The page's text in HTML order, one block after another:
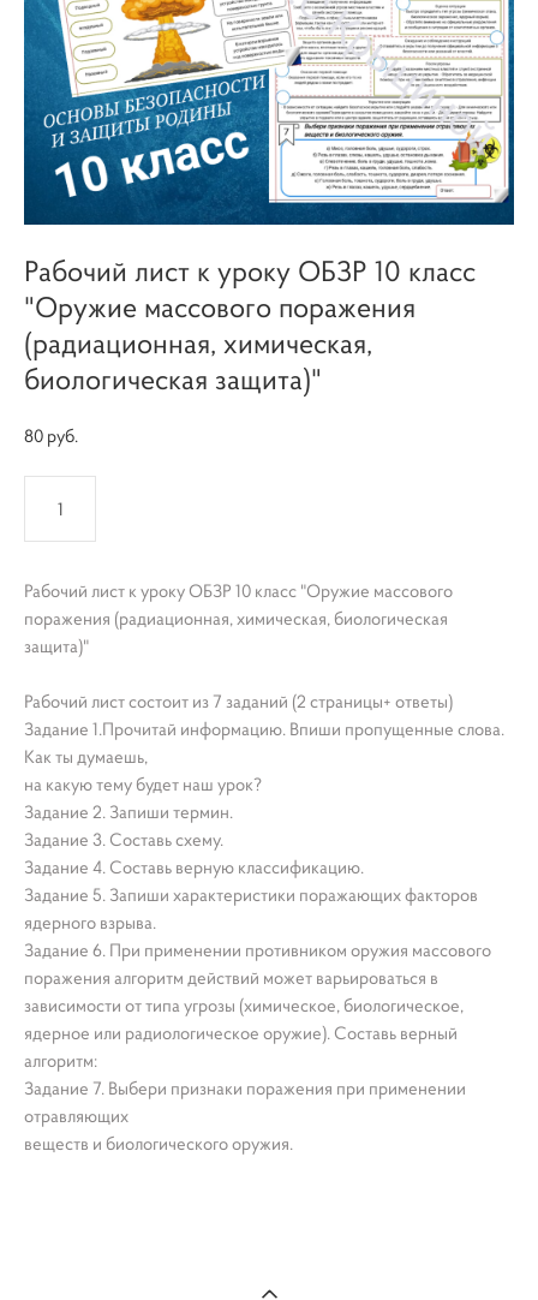
Рабочий лист к уроку ОБЗР 10 класс
"Оружие массового поражения
(радиационная, химическая,
биологическая защита)"
80 pуб.
Рабочий лист к уроку ОБЗР 10 класс "Оружие массового
поражения (радиационная, химическая, биологическая
защита)"
Рабочий лист состоит из 7 заданий (2 страницы+ ответы)
Задание 1.Прочитай информацию. Впиши пропущенные слова.
Как ты думаешь,
на какую тему будет наш урок?
Задание 2. Запиши термин.
Задание 3. Составь схему.
Задание 4. Составь верную классификацию.
Задание 5. Запиши характеристики поражающих факторов
ядерного взрыва.
Задание 6. При применении противником оружия массового
поражения алгоритм действий может варьироваться в
зависимости от типа угрозы (химическое, биологическое,
ядерное или радиологическое оружие). Составь верный
алгоритм:
Задание 7. Выбери признаки поражения при применении
отравляющих
веществ и биологического оружия.